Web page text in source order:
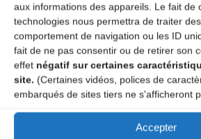
aux informations des appareils. Le fait de
technologies nous permettra de traiter
comportement de navigation ou les ID
fait de ne pas consentir ou de retirer son
effet négatif sur certaines
site. (Certaines vidéos, polices de
embarqués de sites tiers ne s'afficheront
Accepter
A DECOUVRIR :